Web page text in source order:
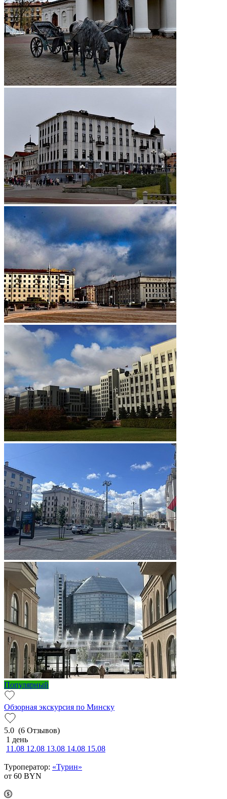
Популярный
Обзорная экскурсия по Минску
5.0 (6 Отзывов)
1 день
11.08 12.08 13.08 14.08 15.08
Туроператор: «Турин»
от 60 BYN